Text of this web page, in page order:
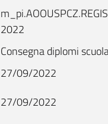
2022
Consegna diplomi
27/09/2022
27/09/2022